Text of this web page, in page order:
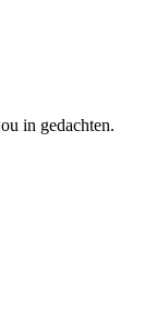
in gedachten.